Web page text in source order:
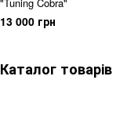
13 000 грн
Каталог товарів